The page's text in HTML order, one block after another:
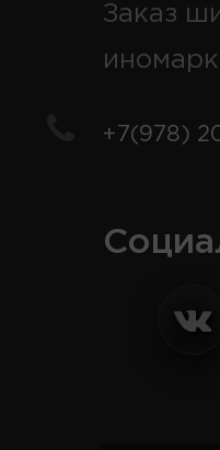
Заказ
+7(978)